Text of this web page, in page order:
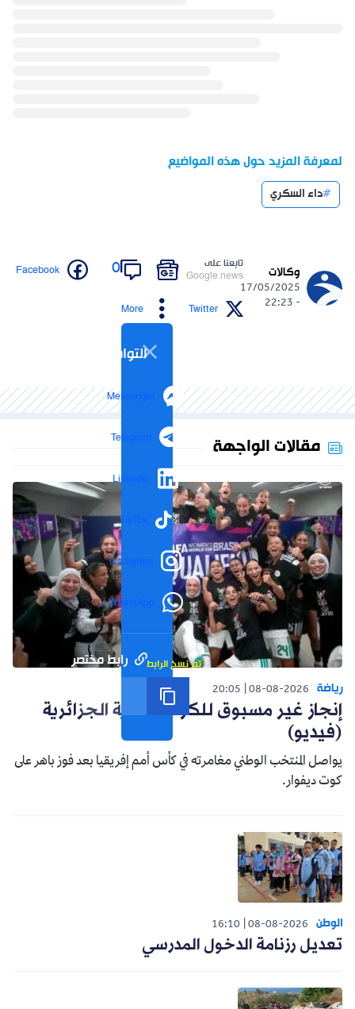
لمعرفة المزيد حول هذه المواضيع
داء السكري
وكالات
17/05/2025
- 22:23
تابعنا على
Google news
0
Facebook
Twitter
More
التواصل الاجتماعي
Messenger
Telegram
LinkedIn
TikTok
Instagram
WhatsApp
رابط مختصر تم نسخ الرابط
مقالات الواجهة
رياضة 08-08-2026
20:05
إنجاز غير مسبوق للكرة النسوية الجزائرية
(فيديو)
يواصل المنتخب الوطني مغامرته في كأس أمم إفريقيا بعد فوز باهر على
كوت ديفوار.
الوطن 08-08-2026
16:10
تعديل رزنامة الدخول المدرسي